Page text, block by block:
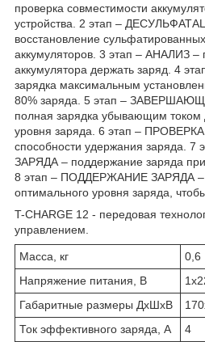
проверка совместимости
устройства. 2 этап –
восстановление
аккумуляторов. 3 этап – АНАЛИЗ –
аккумулятора держать заряд. 4
зарядка максимальным
80% заряда. 5 этап –
полная зарядка убывающим током
уровня заряда. 6 этап – ПРОВЕРКА
способности удержания заряда.
ЗАРЯДА – поддержание заряда
8 этап – ПОДДЕРЖАНИЕ ЗАРЯДА –
оптимального уровня заряда,
T-CHARGE 12 - передовая
управлением.
Масса, кг
0,6
Напряжение питания, В
Габаритные размеры ДхШхВ
Ток эффективного заряда, А
4